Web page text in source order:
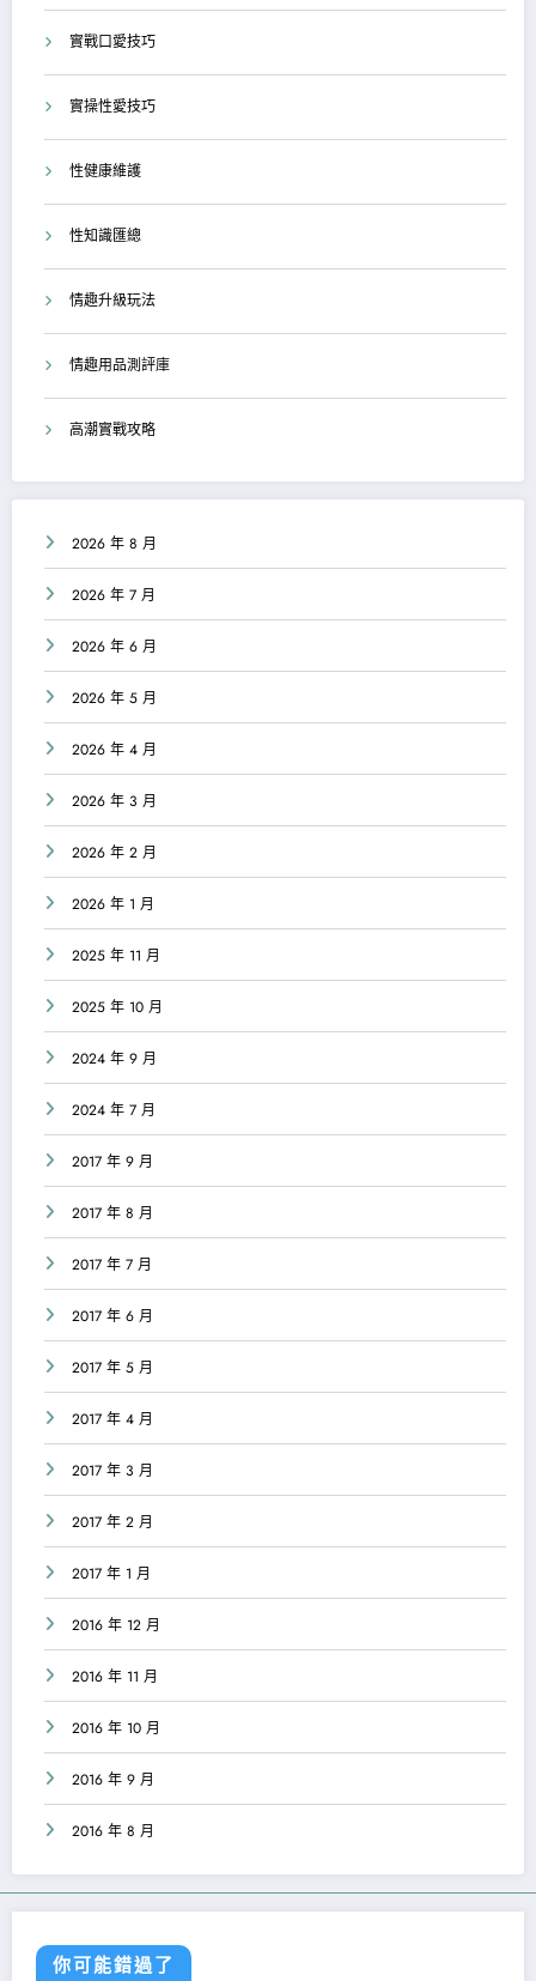
實戰口愛技巧
實操性愛技巧
性健康維護
性知識匯總
情趣升級玩法
情趣用品測評庫
高潮實戰攻略
2026 年 8 月
2026 年 7 月
2026 年 6 月
2026 年 5 月
2026 年 4 月
2026 年 3 月
2026 年 2 月
2026 年 1 月
2025 年 11 月
2025 年 10 月
2024 年 9 月
2024 年 7 月
2017 年 9 月
2017 年 8 月
2017 年 7 月
2017 年 6 月
2017 年 5 月
2017 年 4 月
2017 年 3 月
2017 年 2 月
2017 年 1 月
2016 年 12 月
2016 年 11 月
2016 年 10 月
2016 年 9 月
2016 年 8 月
你可能錯過了